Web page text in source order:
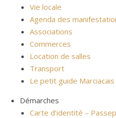
Vie locale
Agenda des
Associations
Commerces
Location de salles
Transport
Le petit guide Marciacais
Démarches
Carte d’identité –